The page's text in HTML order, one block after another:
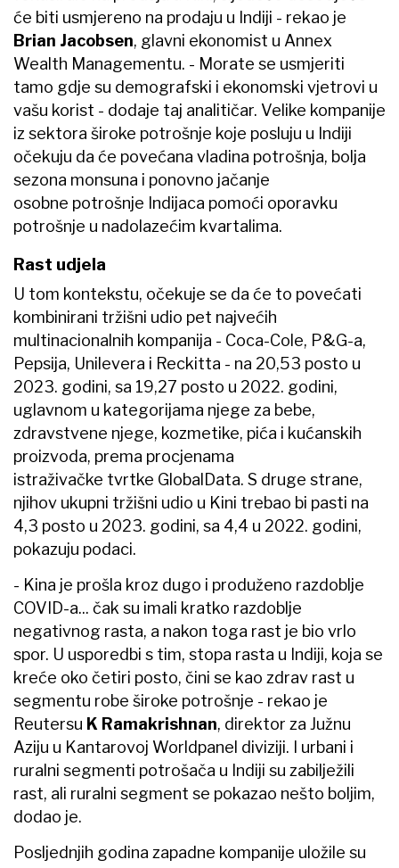
će biti usmjereno na prodaju u Indiji - rekao je
Brian Jacobsen, glavni ekonomist u Annex
Wealth Managementu. - Morate se usmjeriti
tamo gdje su demografski i ekonomski vjetrovi u
vašu korist - dodaje taj analitičar. Velike kompanije
iz sektora široke potrošnje koje posluju u Indiji
očekuju da će povećana vladina potrošnja, bolja
sezona monsuna i ponovno jačanje
osobne potrošnje Indijaca pomoći oporavku
potrošnje u nadolazećim kvartalima.
Rast udjela
U tom kontekstu, očekuje se da će to povećati
kombinirani tržišni udio pet najvećih
multinacionalnih kompanija - Coca-Cole, P&G-a,
Pepsija, Unilevera i Reckitta - na 20,53 posto u
2023. godini, sa 19,27 posto u 2022. godini,
uglavnom u kategorijama njege za bebe,
zdravstvene njege, kozmetike, pića i kućanskih
proizvoda, prema procjenama
istraživačke tvrtke GlobalData. S druge strane,
njihov ukupni tržišni udio u Kini trebao bi pasti na
4,3 posto u 2023. godini, sa 4,4 u 2022. godini,
pokazuju podaci.
- Kina je prošla kroz dugo i produženo razdoblje
COVID-a... čak su imali kratko razdoblje
negativnog rasta, a nakon toga rast je bio vrlo
spor. U usporedbi s tim, stopa rasta u Indiji, koja se
kreće oko četiri posto, čini se kao zdrav rast u
segmentu robe široke potrošnje - rekao je
Reutersu K Ramakrishnan, direktor za Južnu
Aziju u Kantarovoj Worldpanel diviziji. I urbani i
ruralni segmenti potrošača u Indiji su zabilježili
rast, ali ruralni segment se pokazao nešto boljim,
dodao je.
Posljednjih godina zapadne kompanije uložile su